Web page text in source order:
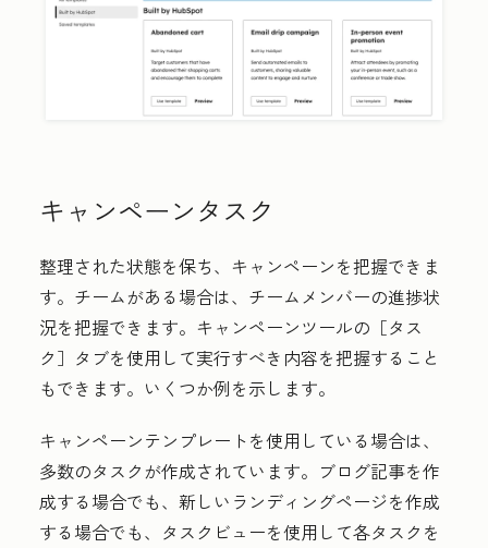
キャンペーンタスク
整理された状態を保ち、キャンペーンを把握できま
す。チームがある場合は、チームメンバーの進捗状
況を把握できます。キャンペーンツールの［タス
ク］ タブを使用して実行すべき内容を把握すること
もできます。いくつか例を示します。
キャンペーンテンプレートを使用している場合は、
多数のタスクが作成されています。ブログ記事を作
成する場合でも、新しいランディングページを作成
する場合でも、タスクビューを使用して各タスクを